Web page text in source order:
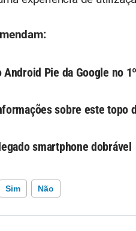
Android Pie da Google no
sobre este topo
smartphone dobrável
Sim Não